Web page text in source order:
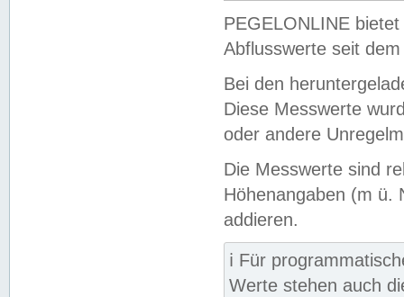
PEGELONLINE
Abflusswerte seit
Bei den
Diese Messwerte
oder andere
Die Messwerte sind
Höhenangaben (m ü.
addieren.
ℹ️ Für
Werte stehen auch